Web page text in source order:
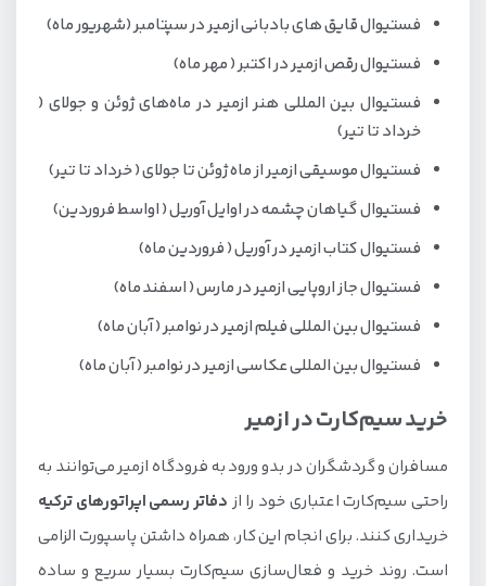
فستیوال قایق‌ های بادبانی ازمیر در سپتامبر (شهریور ماه)
فستیوال رقص ازمیر در اکتبر ( مهر ماه)
فستیوال بین المللی هنر ازمیر در ماه‌های ژوئن و جولای (
خرداد تا تیر)
فستیوال موسیقی ازمیر از ماه ژوئن تا جولای ( خرداد تا تیر)
فستیوال گیاهان چشمه در اوایل آوریل ( اواسط فروردین)
فستیوال کتاب ازمیر در آوریل ( فروردین ماه)
فستیوال جاز اروپایی ازمیر در مارس ( اسفند ماه)
فستیوال بین ‌المللی فیلم ازمیر در نوامبر ( آبان ماه)
فستیوال بین ‌المللی عکاسی ازمیر در نوامبر ( آبان ماه)
خرید سیم‌کارت در ازمیر
مسافران و گردشگران در بدو ورود به فرودگاه ازمیر می‌توانند به
راحتی سیم‌کارت اعتباری خود را از دفاتر رسمی اپراتورهای ترکیه
خریداری کنند. برای انجام این کار، همراه داشتن پاسپورت الزامی
است. روند خرید و فعال‌سازی سیم‌کارت بسیار سریع و ساده